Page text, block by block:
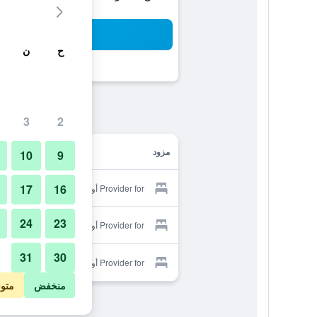
مزود
Provider for أوميت بيمبي كوسك هوتل
Provider for أوميت بيمبي كوسك هوتل
Provider for أوميت بيمبي كوسك هوتل
ح ن
2
3
9
10
16
17
23
24
30
31
منخفض